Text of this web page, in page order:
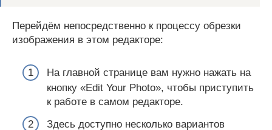
Перейдём непосредственно к процессу обрезки
изображения в этом редакторе:
На главной странице вам нужно нажать на
кнопку «Edit Your Photo», чтобы приступить
к работе в самом редакторе.
Здесь доступно несколько вариантов